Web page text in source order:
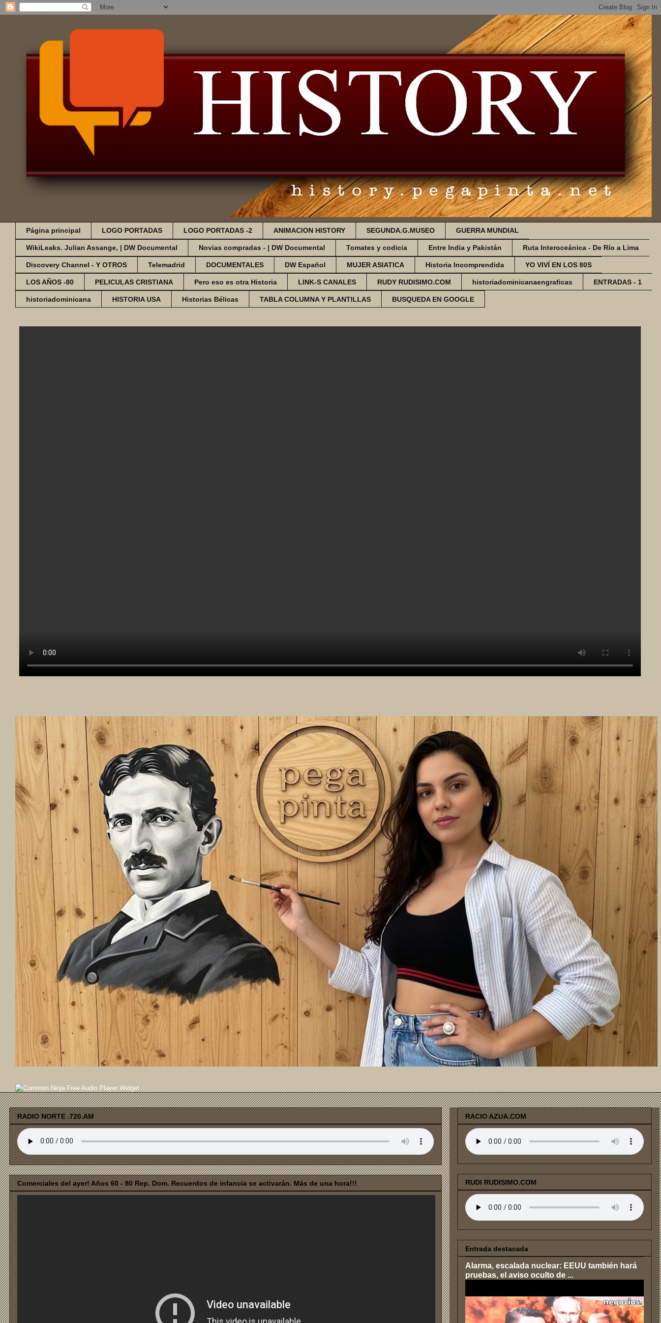
Página principal LOGO PORTADAS LOGO PORTADAS -2 ANIMACION HISTORY SEGUNDA.G.MUSEO GUERRA MUNDIAL
WikiLeaks. Julian Assange, | DW Documental Novias compradas - | DW Documental Tomates y codicia Entre India y Pakistán Ruta Interoceánica - De Río a Lima
Discovery Channel - Y OTROS Telemadrid DOCUMENTALES DW Español MUJER ASIATICA Historia Incomprendida YO VIVÍ EN LOS 80S
LOS AÑOS -80 PELICULAS CRISTIANA Pero eso es otra Historia LINK-S CANALES RUDY RUDISIMO.COM historiadominicanaengraficas ENTRADAS - 1
historiadominicana HISTORIA USA Historias Bélicas TABLA COLUMNA Y PLANTILLAS BUSQUEDA EN GOOGLE
Free Audio Player Widget
RADIO NORTE .720.AM
Comerciales del ayer! Años 60 - 80 Rep. Dom. Recuerdos de infancia se activarán. Más de una hora!!!
RACIO AZUA.COM
RUDI RUDISIMO.COM
Entrada destacada
Alarma, escalada nuclear: EEUU también hará
pruebas, el aviso oculto de ...